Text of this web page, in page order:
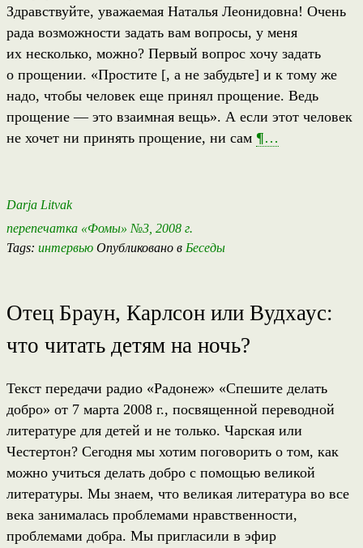
Здравствуйте, уважаемая Наталья Леонидовна! Очень
рада возможности задать вам вопросы, у меня
их несколько, можно? Первый вопрос хочу задать
о прощении. «Простите [, а не забудьте] и к тому же
надо, чтобы человек еще принял прощение. Ведь
прощение — это взаимная вещь». А если этот человек
не хочет ни принять прощение, ни сам ¶…
Darja Litvak
перепечатка «Фомы» №3, 2008 г.
Tags: интервью Опубликовано в Беседы
Отец Браун, Карлсон или Вудхаус:
что читать детям на ночь?
Текст передачи радио «Радонеж» «Спешите делать
добро» от 7 марта 2008 г., посвященной переводной
литературе для детей и не только. Чарская или
Честертон? Сегодня мы хотим поговорить о том, как
можно учиться делать добро с помощью великой
литературы. Мы знаем, что великая литература во все
века занималась проблемами нравственности,
проблемами добра. Мы пригласили в эфир